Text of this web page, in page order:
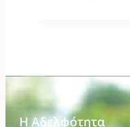
Η Αδελφότητα